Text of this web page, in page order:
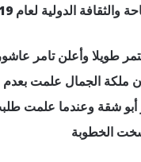
الدولية لعام 2019
طويلا وأعلن تامر
ملكة الجمال علمت
شقة وعندما علمت
الخطوبة